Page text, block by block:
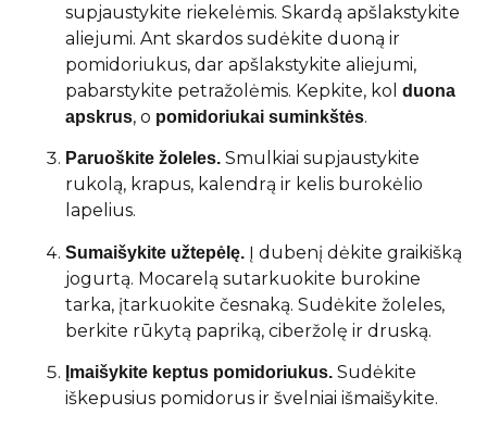
supjaustykite riekelėmis. Skardą apšlakstykite
aliejumi. Ant skardos sudėkite duoną ir
pomidoriukus, dar apšlakstykite aliejumi,
pabarstykite petražolėmis. Kepkite, kol duona
apskrus, o pomidoriukai suminkštės.
Paruoškite žoleles. Smulkiai supjaustykite
rukolą, krapus, kalendrą ir kelis burokėlio
lapelius.
Sumaišykite užtepėlę. Į dubenį dėkite graikišką
jogurtą. Mocarelą sutarkuokite burokine
tarka, įtarkuokite česnaką. Sudėkite žoleles,
berkite rūkytą papriką, ciberžolę ir druską.
Įmaišykite keptus pomidoriukus. Sudėkite
iškepusius pomidorus ir švelniai išmaišykite.